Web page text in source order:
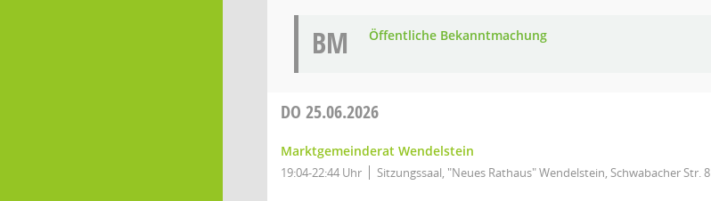
BM Öffentliche Bekanntmachung
DO 25.06.2026
Marktgemeinderat Wendelstein
19:04-22:44 Uhr Sitzungssaal, "Neues Rathaus" Wendelstein, Schwabacher Str. 8